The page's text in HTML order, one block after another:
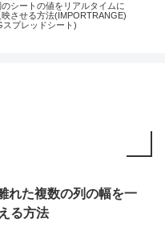
のシートの値をリアルタイムに
映させる方法(IMPORTRANGE)
スプレッドシート)
れた複数の列の幅を一
る方法